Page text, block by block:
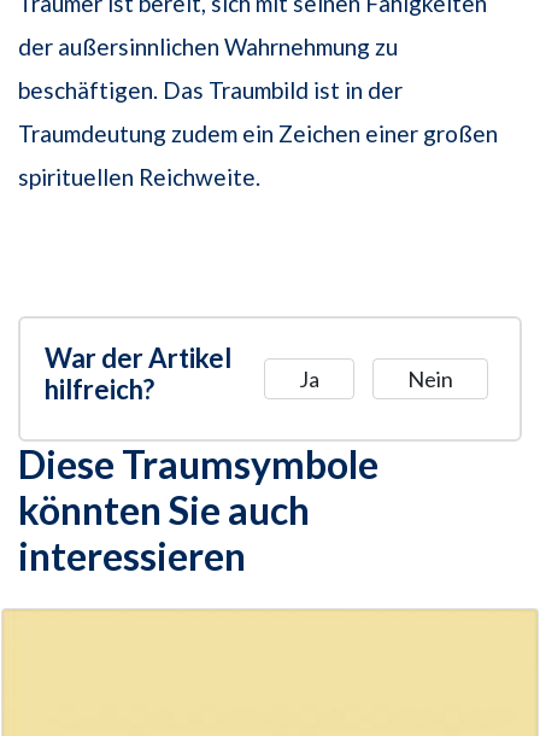
der außersinnlichen Wahrnehmung zu
beschäftigen. Das Traumbild ist in der
Traumdeutung zudem ein Zeichen einer großen
spirituellen Reichweite.
War der Artikel
hilfreich?
Ja Nein
Diese Traumsymbole
könnten Sie auch
interessieren